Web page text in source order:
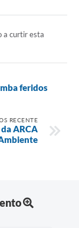
a curtir esta
feridos
RECENTE
ARCA